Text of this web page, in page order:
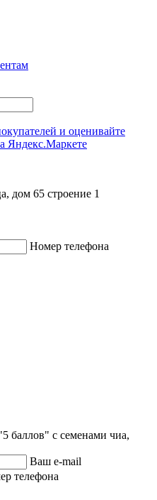
дом 65 строение 1
Номер телефона
баллов" с семенами чиа,
Ваш e-mail
телефона